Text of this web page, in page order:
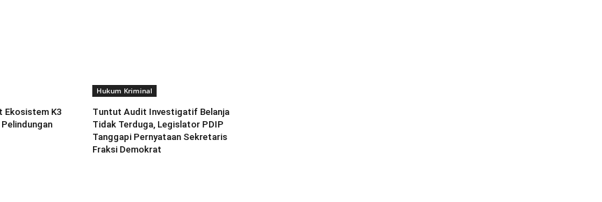
Ekosistem K3
Hukum Kriminal
Tuntut Audit Investigatif Belanja
Tidak Terduga, Legislator PDIP
Tanggapi Pernyataan Sekretaris
Fraksi Demokrat